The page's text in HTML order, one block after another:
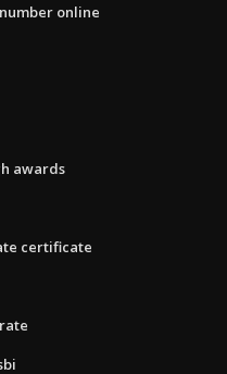
online
awards
certificate